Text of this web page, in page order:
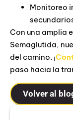
Monitoreo
Con una amplia
Semaglutida,
del camino. ¡
paso hacia la
Volver al